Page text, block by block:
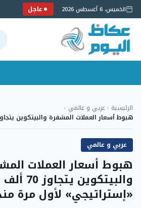
الخميس، 6 أغسطس 2026 عاجل
إلى
المحتوى
الرئيسية ›عربي و عالمي ›
هبوط أسعار العملات المشفرة والبيتكوين يتجاوز 70
عربي و عالمي
هبوط أسعار العملات
«إستراتيجي» لأول مرة